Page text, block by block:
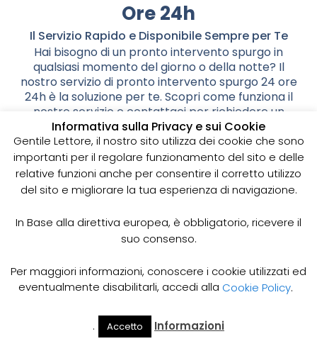
Ore 24h
Il Servizio Rapido e Disponibile Sempre per Te
Hai bisogno di un pronto intervento spurgo in
qualsiasi momento del giorno o della notte? Il
nostro servizio di pronto intervento spurgo 24 ore
24h è la soluzione per te. Scopri come funziona il
nostro servizio e contattaci per richiedere un
intervento urgente.
l servizio di pronto intervento spurgo 24 ore 24h è la
soluzione ideale per chi ha bisogno di un intervento
urgente per risolvere problemi di scarico e
allagamenti. Il nostro servizio è disponibile 24 ore su
e professionale in qualsiasi momento del giorno o
della notte.
Come Funziona il Servizio di Pronto Intervento
Spurgo 24 Ore 24h?
24h prevede l’utilizzo di attrezzature e tecniche
specifiche per rimuovere gli ostacoli presenti nelle
Cerca Il Mio
Informativa sulla Privacy e sui Cookie
Gentile Lettore, il nostro sito utilizza dei cookie che sono
importanti per il regolare funzionamento del sito e delle
relative funzioni anche per consentire il corretto utilizzo
del sito e migliorare la tua esperienza di navigazione.
In Base alla direttiva europea, è obbligatorio, ricevere il
suo consenso.
Per maggiori informazioni, conoscere i cookie utilizzati ed
eventualmente disabilitarli, accedi alla Cookie Policy.
. Accetto Informazioni